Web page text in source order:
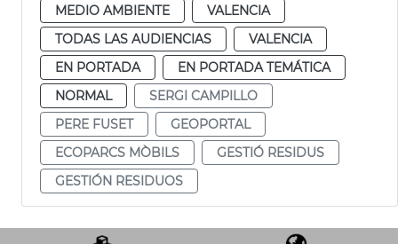
MEDIO AMBIENTE
VALENCIA
TODAS LAS AUDIENCIAS
VALENCIA
EN PORTADA
EN PORTADA TEMÁTICA
NORMAL
SERGI CAMPILLO
PERE FUSET
GEOPORTAL
ECOPARCS MÒBILS
GESTIÓ RESIDUS
GESTIÓN RESIDUOS